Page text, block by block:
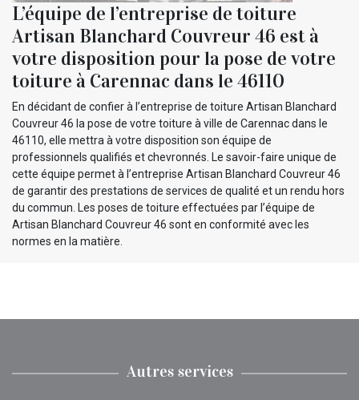
L’équipe de l’entreprise de toiture
Artisan Blanchard Couvreur 46 est à
votre disposition pour la pose de votre
toiture à Carennac dans le 46110
En décidant de confier à l’entreprise de toiture Artisan Blanchard
Couvreur 46 la pose de votre toiture à ville de Carennac dans le
46110, elle mettra à votre disposition son équipe de
professionnels qualifiés et chevronnés. Le savoir-faire unique de
cette équipe permet à l’entreprise Artisan Blanchard Couvreur 46
de garantir des prestations de services de qualité et un rendu hors
du commun. Les poses de toiture effectuées par l’équipe de
Artisan Blanchard Couvreur 46 sont en conformité avec les
normes en la matière.
Autres services